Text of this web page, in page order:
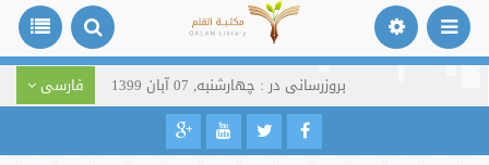
بروزرسانی در : چهارشنبه, 07 آبان 1399 فارسی